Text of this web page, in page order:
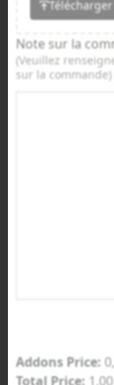
Télécharger
Note sur la
(Veuillez
sur la commande)
Addons Price:
Total Price: 1,00